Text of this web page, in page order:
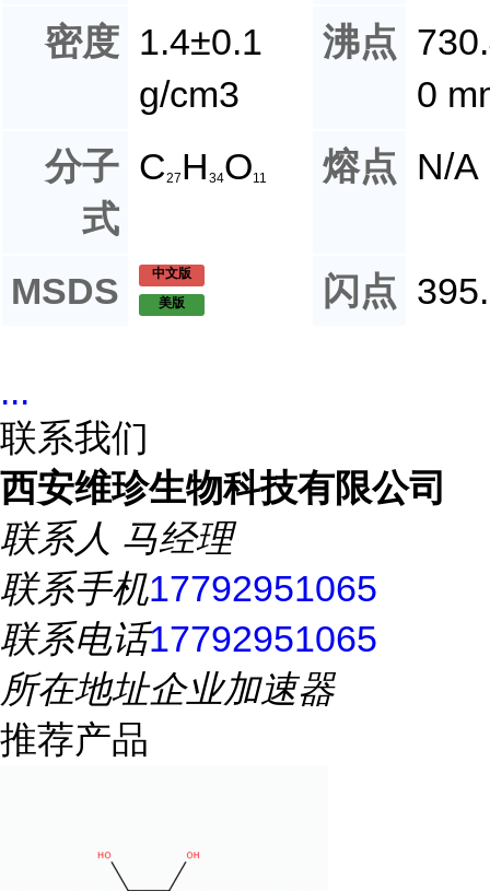
密度 1.4±0.1
g/cm3
沸点
0
分子
式
C27 H 34O11 熔点 N/A
MSDS
中文版
美版
闪点
...
联系我们
西安维珍生物科技有限公司
联系人 马经理
联系手机17792951065
联系电话17792951065
所在地址企业加速器
推荐产品